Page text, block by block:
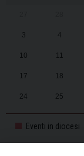
3 4
10 11
17 18
24 25
31 1
Eventi in diocesi